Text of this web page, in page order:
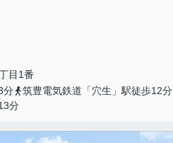
目1番
分
筑豊電気鉄道「穴生」駅徒歩12分
分